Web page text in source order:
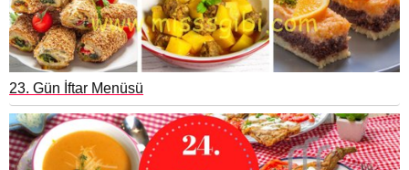
23. Gün İftar Menüsü